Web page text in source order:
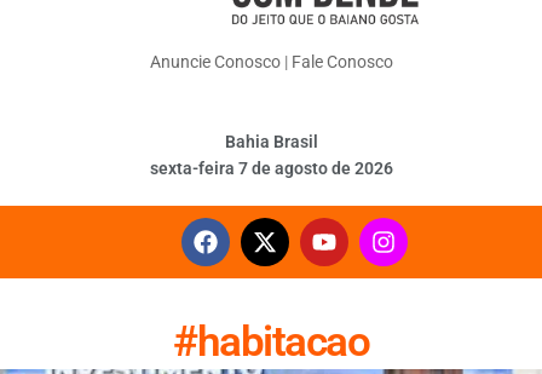
Anuncie Conosco| Fale Conosco
Bahia Brasil
sexta-feira 7 de agosto de 2026
#habitacao